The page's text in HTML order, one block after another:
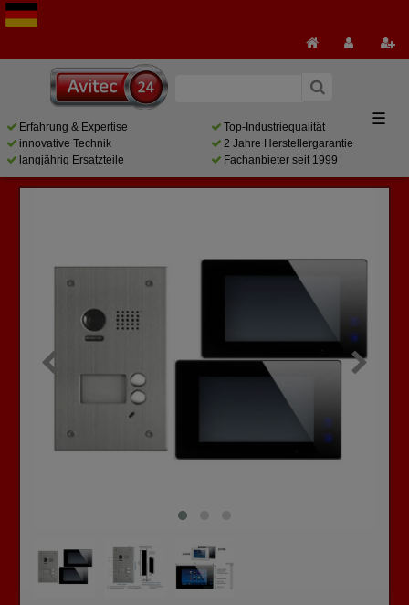
Erfahrung & Expertise
Top-Industriequalität
innovative Technik
2 Jahre Herstellergarantie
langjährig Ersatzteile
Fachanbieter seit 1999
☰